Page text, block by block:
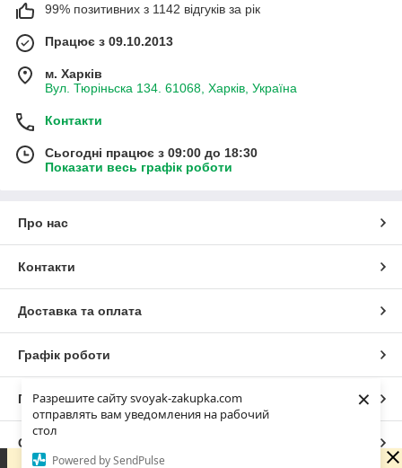
Разрешите сайту svoyak-zakupka.com
отправлять вам уведомления на рабочий
стол
Powered by SendPulse
×
99% позитивних з 1142 відгуків за рік
Працює з 09.10.2013
м. Харків
Вул. Тюріньска 134. 61068, Харків, Україна
Контакти
Сьогодні працює з 09:00 до 18:30
Показати весь графік роботи
Про нас
Контакти
Доставка та оплата
Графік роботи
Повна версія сайту
Сайт створено на маркетплейсі
Зараз у компанії неробочий час. Замовлення та